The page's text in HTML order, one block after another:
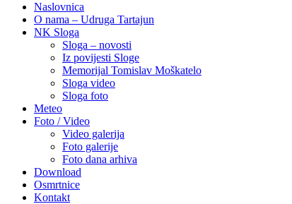
Naslovnica
O nama – Udruga Tartajun
NK Sloga
Sloga – novosti
Iz povijesti Sloge
Memorijal Tomislav Moškatelo
Sloga video
Sloga foto
Meteo
Foto / Video
Video galerija
Foto galerije
Foto dana arhiva
Download
Osmrtnice
Kontakt